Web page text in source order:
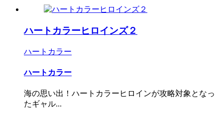
ハートカラーヒロインズ２
ハートカラー
ハートカラー
海の思い出！ハートカラーヒロインが攻略対象となっ
たギャル...